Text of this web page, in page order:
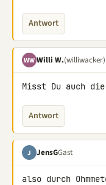
Antwort
WW Willi W.(williwacker)
Misst Du auch
Antwort
J JensGGast
also durch